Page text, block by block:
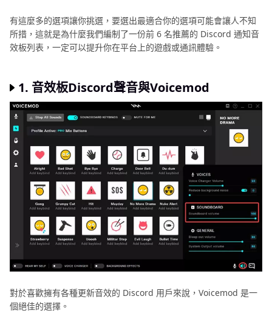
第 3 部分 : Discord 通知音效板常見問題解答
總結
有這麼多的選項讓你挑選，要選出最適合你的選項可能會讓人不知
所措，這就是為什麼我們編制了一份前 6 名推薦的 Discord 通知音
效板列表，一定可以提升你在平台上的遊戲或通訊體驗。
1. 音效板Discord聲音與Voicemod
對於喜歡擁有各種更新音效的 Discord 用戶來說，Voicemod 是一
個絕佳的選擇。